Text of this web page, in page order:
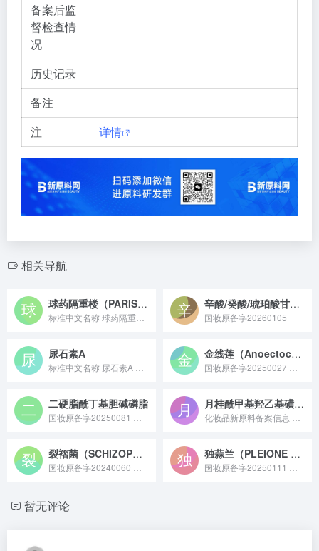
备案后监
督检查情
况
历史记录
备注
注
详情
相关导航
球药隔重楼（PARIS FARGESII）根茎提取物 辛酸/癸酸/琥珀酸甘油三酯/氢化蓖麻油/IPDI 共聚物
国妆原备字20260105
尿石素A 金线莲（Anoectochilus roxburghii）提取物
二硬脂酰丁基胆碱磷脂 月桂酰甲基羟乙基磺酸钠
裂褶菌（SCHIZOPHYLLUM COMMUNE）发酵产物滤液 独蒜兰（PLEIONE BULBOCODIOIDES）茎提取物
暂无评论